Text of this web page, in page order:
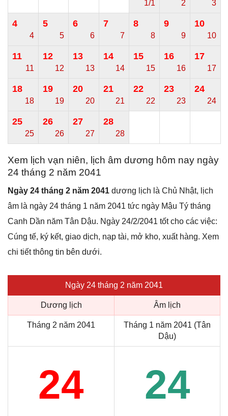
1/1 2 3
4
4
5
5
6
6
7
7
8
8
9
9
10
10
11
11
12
12
13
13
14
14
15
15
16
16
17
17
18
18
19
19
20
20
21
21
22
22
23
23
24
24
25
25
26
26
27
27
28
28
Xem lịch vạn niên, lịch âm dương hôm nay ngày
24 tháng 2 năm 2041
Ngày 24 tháng 2 năm 2041 dương lịch là Chủ Nhật, lịch
âm là ngày 24 tháng 1 năm 2041 tức ngày Mậu Tý tháng
Canh Dần năm Tân Dậu. Ngày 24/2/2041 tốt cho các việc:
Cúng tế, ký kết, giao dịch, nạp tài, mở kho, xuất hàng. Xem
chi tiết thông tin bên dưới.
Ngày 24 tháng 2 năm 2041
Dương lịch Âm lịch
Tháng 2 năm 2041
Tháng 1 năm 2041 (Tân
Dậu)
24 24